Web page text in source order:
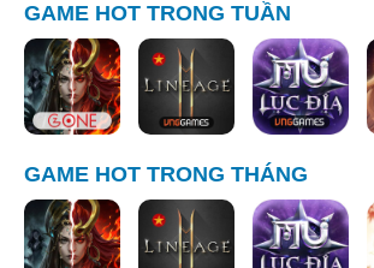
GAME HOT TRONG TUẦN
GAME HOT TRONG THÁNG